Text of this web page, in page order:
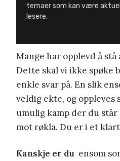
temaer som kan være
lesere.
Mange har opplevd å
Dette skal vi ikke spøke
enkle svar på. En slik
veldig ekte, og oppleves
umulig kamp der du
mot røkla. Du er i et
Kanskje er du ensom